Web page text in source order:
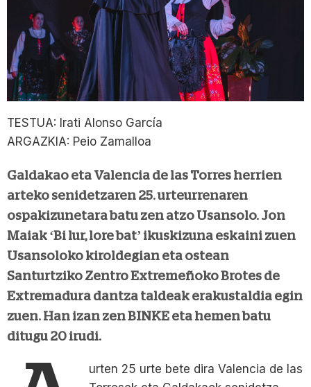
TESTUA: Irati Alonso García
ARGAZKIA: Peio Zamalloa
Galdakao eta Valencia de las Torres herrien
arteko senidetzaren 25. urteurrenaren
ospakizunetara batu zen atzo Usansolo. Jon
Maiak ‘Bi lur, lore bat’ ikuskizuna eskaini zuen
Usansoloko kiroldegian eta ostean
Santurtziko Zentro Extremeñoko Brotes de
Extremadura dantza taldeak erakustaldia egin
zuen. Han izan zen BINKE eta hemen batu
ditugu 20 irudi.
urten 25 urte bete dira Valencia de las